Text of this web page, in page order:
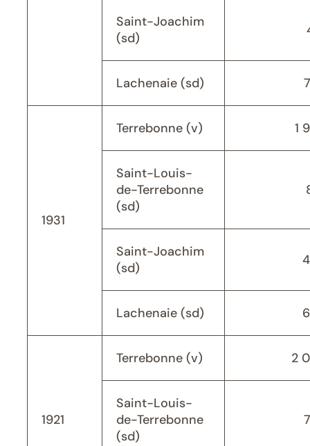
Saint-Joachim
(sd)
Lachenaie (sd)
1931
Terrebonne (v) 1
Saint-Louis-
de-Terrebonne
(sd)
Saint-Joachim
(sd)
Lachenaie (sd)
1921
Terrebonne (v) 2
Saint-Louis-
de-Terrebonne
(sd)